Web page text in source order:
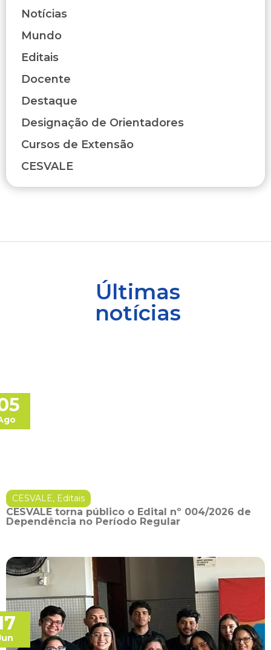
Notícias
Mundo
Editais
Docente
Destaque
Designação de Orientadores
Cursos de Extensão
CESVALE
Últimas
notícias
CESVALE, Editais
CESVALE torna público o Edital nº 004/2026 de
Dependência no Período Regular